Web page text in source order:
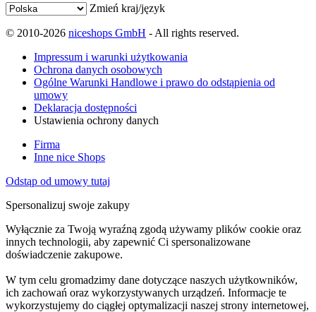
Zmień kraj/język
© 2010-2026 niceshops GmbH - All rights reserved.
Impressum i warunki użytkowania
Ochrona danych osobowych
Ogólne Warunki Handlowe i prawo do odstąpienia od
umowy
Deklaracja dostępności
Ustawienia ochrony danych
Firma
Inne nice Shops
Odstąp od umowy tutaj
Spersonalizuj swoje zakupy
Wyłącznie za Twoją wyraźną zgodą używamy plików cookie oraz
innych technologii, aby zapewnić Ci spersonalizowane
doświadczenie zakupowe.
W tym celu gromadzimy dane dotyczące naszych użytkowników,
ich zachowań oraz wykorzystywanych urządzeń. Informacje te
wykorzystujemy do ciągłej optymalizacji naszej strony internetowej,